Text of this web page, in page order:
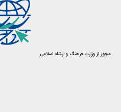
مجوز از وزارت فرهنگ و ارشاد اسلامی